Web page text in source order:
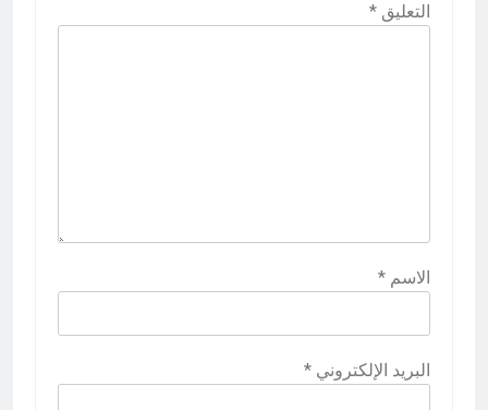
التعليق *
الاسم *
البريد الإلكتروني *